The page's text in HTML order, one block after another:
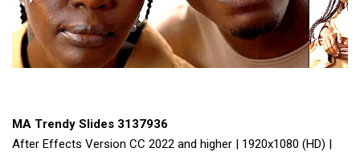
MA Trendy Slides 3137936
After Effects Version CC 2022 and higher | 1920x1080 (HD) |